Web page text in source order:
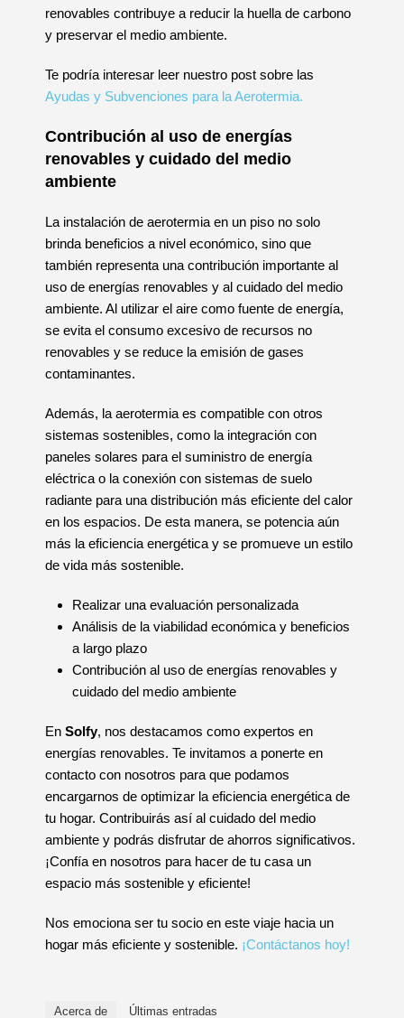
renovables contribuye a reducir la huella de carbono
y preservar el medio ambiente.
Te podría interesar leer nuestro post sobre las
Ayudas y Subvenciones para la Aerotermia.
Contribución al uso de energías
renovables y cuidado del medio
ambiente
La instalación de aerotermia en un piso no solo
brinda beneficios a nivel económico, sino que
también representa una contribución importante al
uso de energías renovables y al cuidado del medio
ambiente. Al utilizar el aire como fuente de energía,
se evita el consumo excesivo de recursos no
renovables y se reduce la emisión de gases
contaminantes.
Además, la aerotermia es compatible con otros
sistemas sostenibles, como la integración con
paneles solares para el suministro de energía
eléctrica o la conexión con sistemas de suelo
radiante para una distribución más eficiente del calor
en los espacios. De esta manera, se potencia aún
más la eficiencia energética y se promueve un estilo
de vida más sostenible.
Realizar una evaluación personalizada
Análisis de la viabilidad económica y beneficios
a largo plazo
Contribución al uso de energías renovables y
cuidado del medio ambiente
En Solfy, nos destacamos como expertos en
energías renovables. Te invitamos a ponerte en
contacto con nosotros para que podamos
encargarnos de optimizar la eficiencia energética de
tu hogar. Contribuirás así al cuidado del medio
ambiente y podrás disfrutar de ahorros significativos.
¡Confía en nosotros para hacer de tu casa un
espacio más sostenible y eficiente!
Nos emociona ser tu socio en este viaje hacia un
hogar más eficiente y sostenible. ¡Contáctanos hoy!
Acerca de Últimas entradas